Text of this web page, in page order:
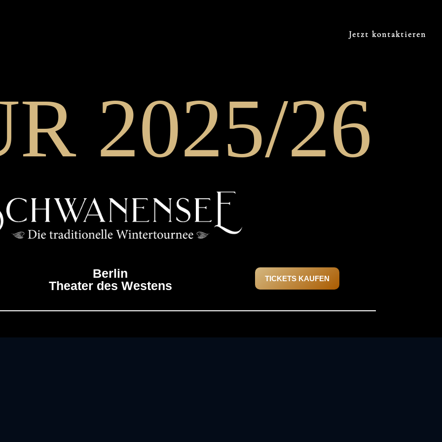
Jetzt kontaktieren
2025/26
Berlin
Theater des Westens
TICKETS KAUFEN